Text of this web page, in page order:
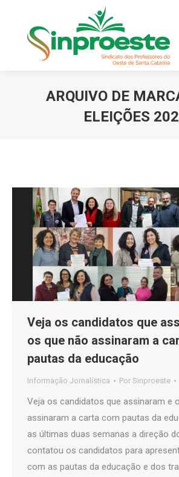
ARQUIVO DE
ELEIÇÕES
Veja os candidatos que
os que não assinaram a
pautas da educação
Informação Jornalística Por Sinproeste
Veja os candidatos que assinaram e
assinaram a carta com pautas da
as últimas duas semanas a direção
contatou os candidatos para
com as pautas da educação e dos